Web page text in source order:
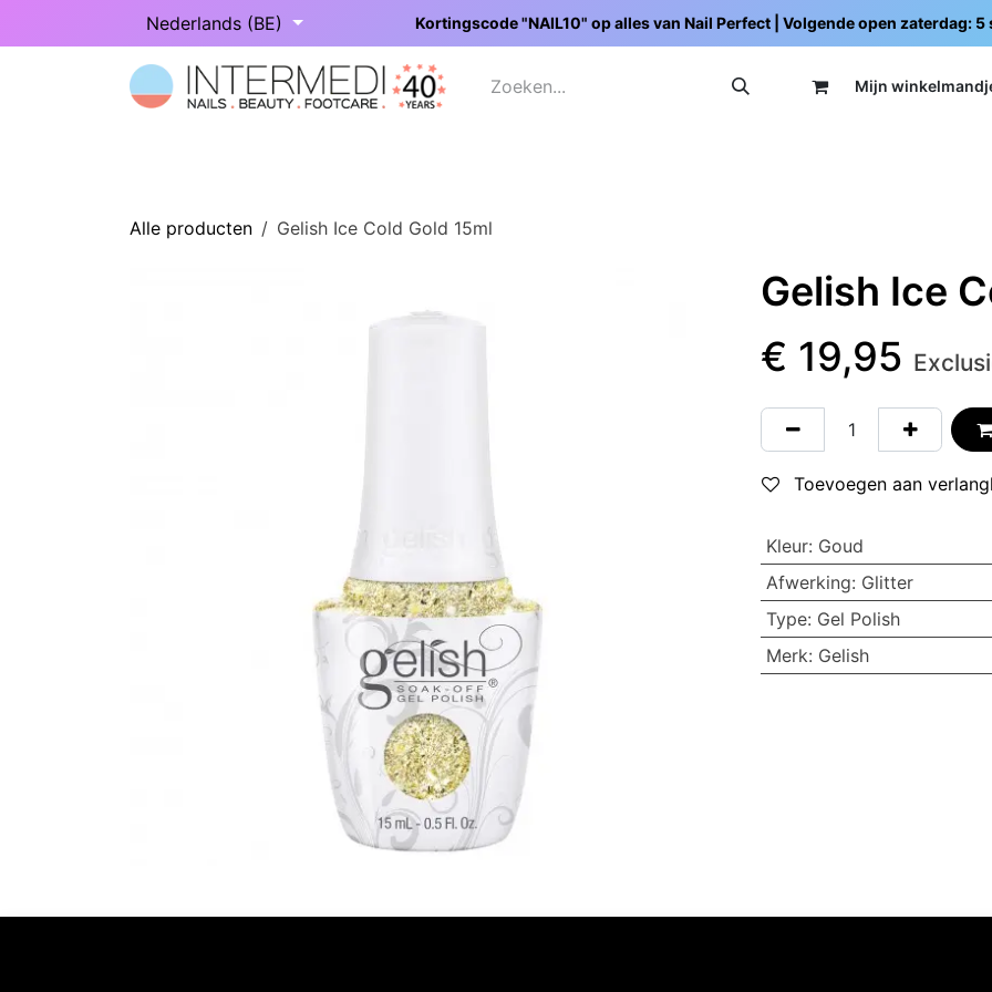
Overslaan naar inhoudNederlands (BE) Kortingscode "NAIL10" op alles van Nail Perfect | Volgende open zaterdag: 5
Mijn wi
Alle producten Gelish Ice Cold Gold 15ml
Gelish Ice
€ 19,95
Toevoegen aan
Kleur: Goud
Afwerking: Glitter
Type: Gel Polish
Merk: Gelish